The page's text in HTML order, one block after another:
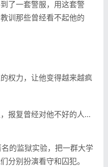
了一套警服，用这套警
训那些曾经看不起他的
权力，让他变得越来越疯
报复曾经对他不好的人...
的监狱实验，把一群大学
分别扮演看守和囚犯。